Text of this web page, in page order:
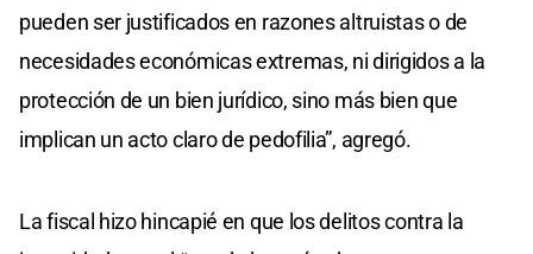
pueden ser justificados en razones altruistas o de
necesidades económicas extremas, ni dirigidos a la
protección de un bien jurídico, sino más bien que
implican un acto claro de pedofilia”, agregó.
La fiscal hizo hincapié en que los delitos contra la